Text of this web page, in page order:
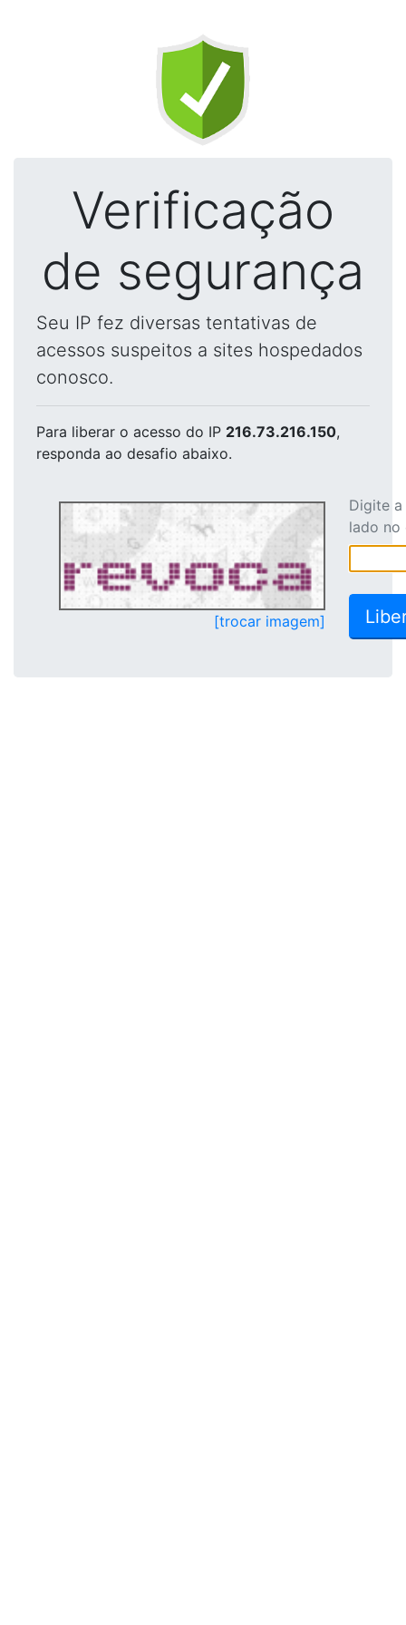
Verificação
de segurança
Seu IP fez diversas tentativas de
acessos suspeitos a sites hospedados
conosco.
Para liberar o acesso do IP 216.73.216.150,
responda ao desafio abaixo.
[trocar imagem]
Digite
lado no